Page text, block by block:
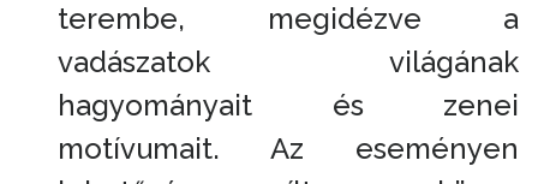
terembe, megidézve a
vadászatok világának
hagyományait és zenei
motívumait. Az eseményen